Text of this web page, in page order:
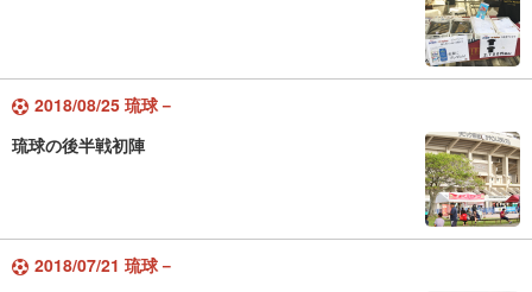
2018/08/25 琉球－
琉球の後半戦初陣
2018/07/21 琉球－